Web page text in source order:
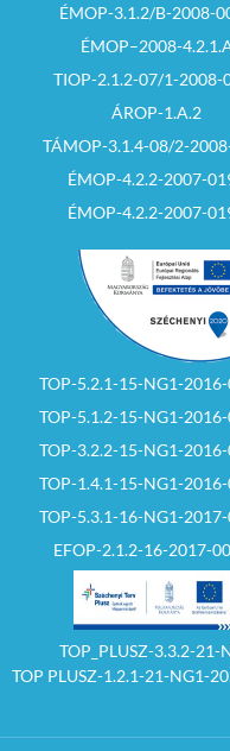
ÉMOP-3.1.2/B-2008-
ÉMOP–2008-
TIOP-2.1.2-07/1-2008-
ÁROP-1.A.2
TÁMOP-3.1.4-08/2-
ÉMOP-4.2.2-2007-
ÉMOP-4.2.2-2007-
TOP-5.2.1-15-NG1-
TOP-5.1.2-15-NG1-
TOP-3.2.2-15-NG1-
TOP-1.4.1-15-NG1-
TOP-5.3.1-16-NG1-
EFOP-2.1.2-16-2017-
TOP_PLUSZ-3.3.2-21-
TOP PLUSZ-1.2.1-21-NG1-